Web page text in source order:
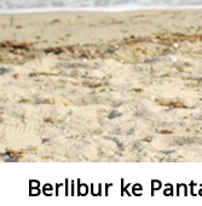
Berlibur ke